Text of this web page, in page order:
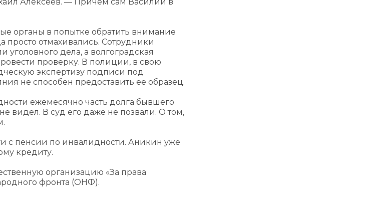
органы в попытке обратить внимание
просто отмахивались. Сотрудники
дела, а волгоградская
проверку. В полиции, в свою
экспертизу подписи под
не способен предоставить ее образец.
ежемесячно часть долга бывшего
видел. В суд его даже не позвали. О том,
с пенсии по инвалидности. Аникин уже
кредиту.
организацию «За права
фронта (ОНФ).